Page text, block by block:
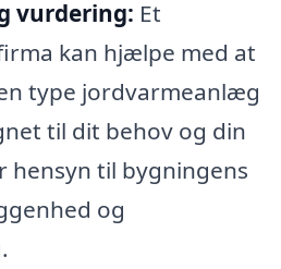
vurdering: Et
kan hjælpe med at
type jordvarmeanlæg
til dit behov og din
hensyn til bygningens
og